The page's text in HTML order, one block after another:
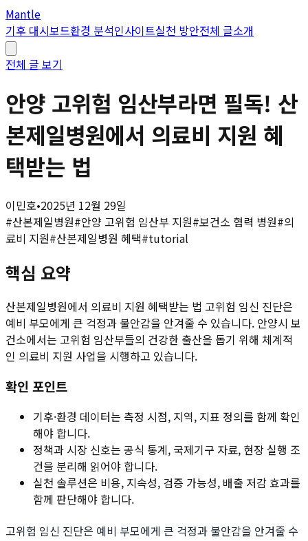
Mantle
기후 대시보드환경 분석인사이트실천 방안전체 글소개
전체 글 보기
안양 고위험 임산부라면 필독! 산
본제일병원에서 의료비 지원 혜
택받는 법
이민호•2025년 12월 29일
#산본제일병원#안양 고위험 임산부 지원#보건소 협력 병원#의
료비 지원#산본제일병원 혜택#tutorial
핵심 요약
산본제일병원에서 의료비 지원 혜택받는 법 고위험 임신 진단은
예비 부모에게 큰 걱정과 불안감을 안겨줄 수 있습니다. 안양시 보
건소에서는 고위험 임산부들의 건강한 출산을 돕기 위해 체계적
인 의료비 지원 사업을 시행하고 있습니다.
확인 포인트
기후·환경 데이터는 측정 시점, 지역, 지표 정의를 함께 확인
해야 합니다.
정책과 시장 신호는 공식 통계, 국제기구 자료, 현장 실행 조
건을 분리해 읽어야 합니다.
실천 솔루션은 비용, 지속성, 검증 가능성, 배출 저감 효과를
함께 판단해야 합니다.
고위험 임신 진단은 예비 부모에게 큰 걱정과 불안감을 안겨줄 수